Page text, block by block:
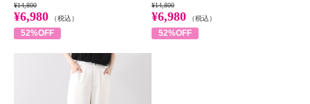
¥14,800
¥6,980 （税込）
52%OFF
¥14,800
¥6,980 （税込）
52%OFF